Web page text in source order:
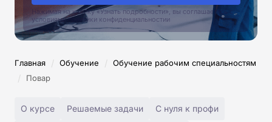
Нажимая на кнопку «Узнать подробности», вы соглашаетесь с
условиями политики конфиденциальностии
Главная / Обучение / Обучение рабочим специальностям
/ Повар
О курсе Решаемые задачи С нуля к профи